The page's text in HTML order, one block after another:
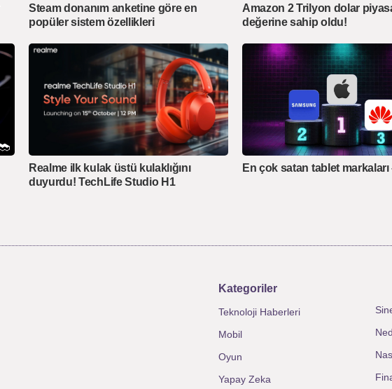
Steam donanım anketine göre en
popüler sistem özellikleri
Amazon 2 Trilyon dolar
değerine sahip oldu!
Realme ilk kulak üstü kulaklığını
duyurdu! TechLife Studio H1
En çok satan tablet markaları
Kategoriler
Teknoloji Haberleri
Mobil
Oyun
Yapay Zeka